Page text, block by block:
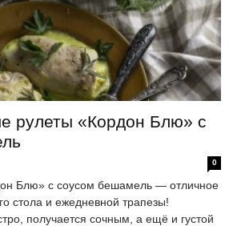
рулеты «Кордон Блю» с
0
Блю» с соусом бешамель — отличное
стола и ежедневной трапезы!
получается сочным, а ещё и густой